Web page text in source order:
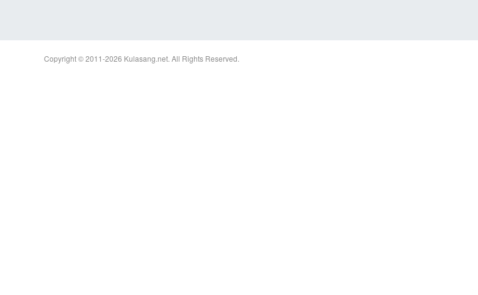
Copyright © 2011-2026 Kulasang.net. All Rights Reserved.